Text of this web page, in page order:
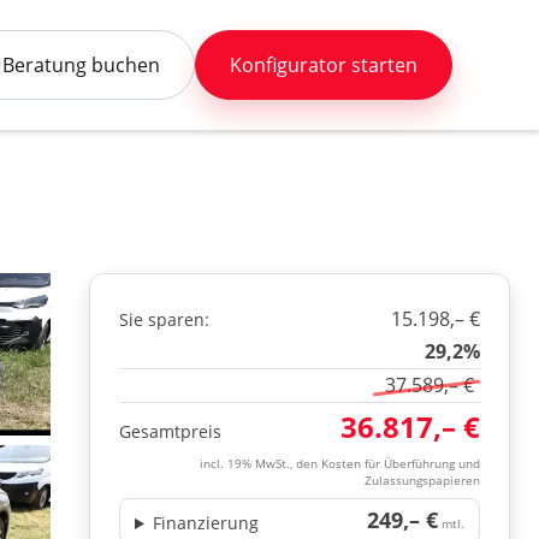
Beratung buchen Konfigurator starten
Sie sparen:
15.198,– €
29,2%
37.589,– €
Gesamtpreis 36.817,– €
incl. 19% MwSt., den Kosten für Überführung und
Zulassungspapieren
249,– € mtl.
Finanzierung